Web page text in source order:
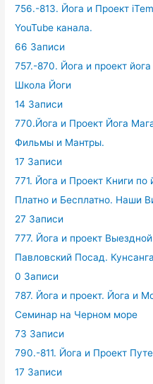
756.-813. Йога и Проект
YouTube канала.
66 Записи
757.-870. Йога и проект
Школа Йоги
14 Записи
770.Йога и Проект Йога
Фильмы и Мантры.
17 Записи
771. Йога и Проект Книги по
Платно и Бесплатно. Наши
27 Записи
777. Йога и проект
Павловский Посад.
0 Записи
787. Йога и проект. Йога и
Семинар на Черном море
73 Записи
790.-811. Йога и Проект
17 Записи